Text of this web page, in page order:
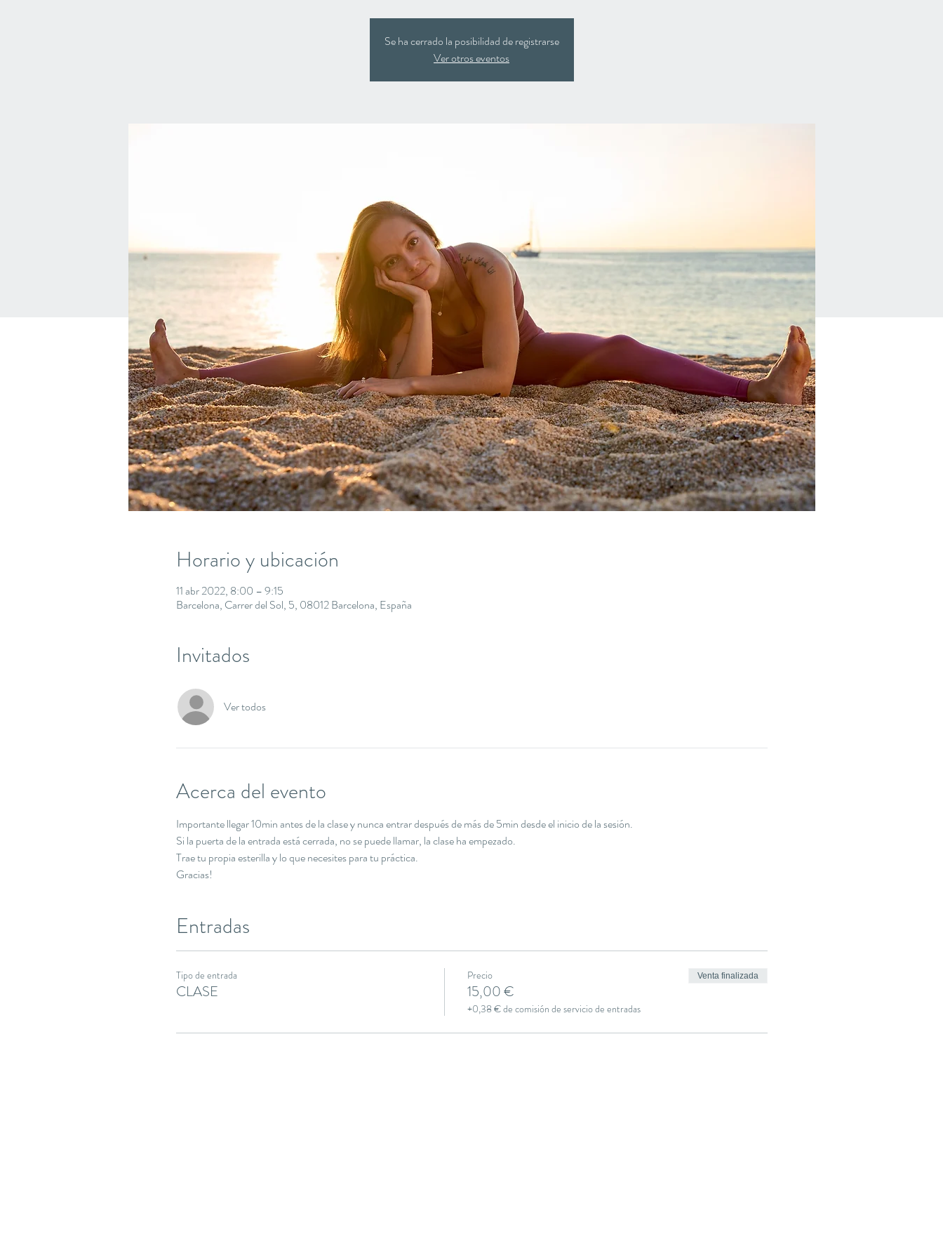
Se ha cerrado la posibilidad de registrarse
Ver otros eventos
Horario y ubicación
11 abr 2022, 8:00 – 9:15
Barcelona, Carrer del Sol, 5, 08012 Barcelona, España
Invitados
Ver todos
Acerca del evento
Importante llegar 10min antes de la clase y nunca entrar después de más de 5min desde el inicio de la sesión.
Si la puerta de la entrada está cerrada, no se puede llamar, la clase ha empezado.
Trae tu propia esterilla y lo que necesites para tu práctica.
Gracias!
Entradas
Tipo de entrada
CLASE
Precio
15,00 €
+0,38 € de comisión de servicio de entradas
Venta finalizada